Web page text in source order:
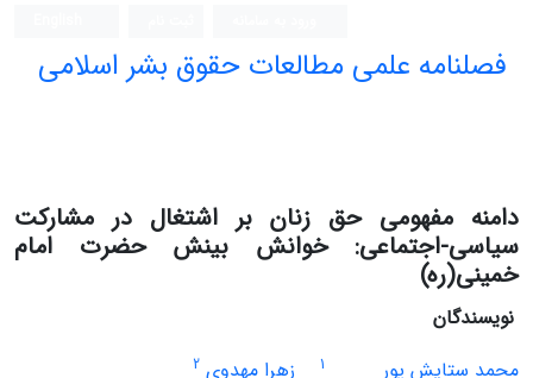
فصلنامه علمی مطالعات حقوق بشر اسلامی
دامنه مفهومی حق زنان بر اشتغال در مشارکت
سیاسی-اجتماعی: خوانش بینش حضرت امام
خمینی(ره)
نویسندگان
محمد ستایش پور
1 زهرا مهدوی 2